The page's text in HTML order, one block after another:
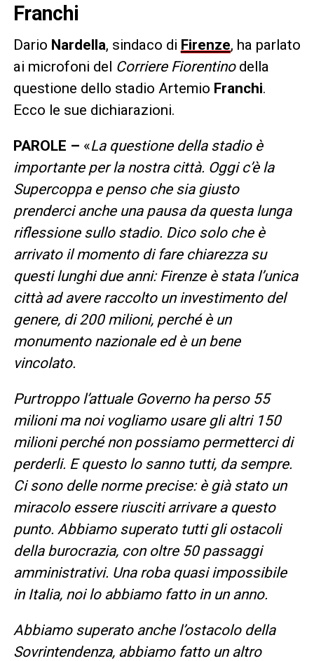
Franchi
Dario Nardella, sindaco di Firenze, ha parlato
ai microfoni del Corriere Fiorentino della
questione dello stadio Artemio Franchi.
Ecco le sue dichiarazioni.
PAROLE – «La questione della stadio è
importante per la nostra città. Oggi c’è la
Supercoppa e penso che sia giusto
prenderci anche una pausa da questa lunga
riflessione sullo stadio. Dico solo che è
arrivato il momento di fare chiarezza su
questi lunghi due anni: Firenze è stata l’unica
città ad avere raccolto un investimento del
genere, di 200 milioni, perché è un
monumento nazionale ed è un bene
vincolato.
Purtroppo l’attuale Governo ha perso 55
milioni ma noi vogliamo usare gli altri 150
milioni perché non possiamo permetterci di
perderli. E questo lo sanno tutti, da sempre.
Ci sono delle norme precise: è già stato un
miracolo essere riusciti arrivare a questo
punto. Abbiamo superato tutti gli ostacoli
della burocrazia, con oltre 50 passaggi
amministrativi. Una roba quasi impossibile
in Italia, noi lo abbiamo fatto in un anno.
Abbiamo superato anche l’ostacolo della
Sovrintendenza, abbiamo fatto un altro